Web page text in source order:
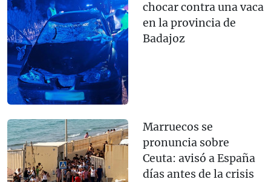
chocar contra una vaca
en la provincia de
Badajoz
Marruecos se
pronuncia sobre
Ceuta: avisó a España
días antes de la crisis